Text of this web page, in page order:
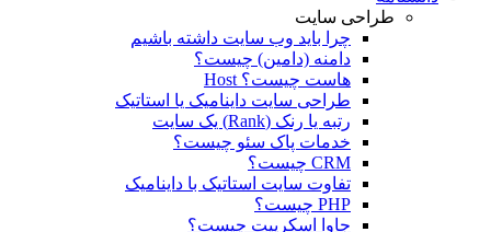
طراحی سایت
چرا باید وب سایت داشته باشیم
دامنه (دامین) چیست؟
هاست چیست؟ Host
طراحی سایت داینامیک یا استاتیک
رتبه یا رنک (Rank) یک سایت
خدمات پاک سئو چیست؟
CRM چیست؟
تفاوت سایت استاتیک با داینامیک
PHP چیست؟
جاوا اسکریپت چیست؟